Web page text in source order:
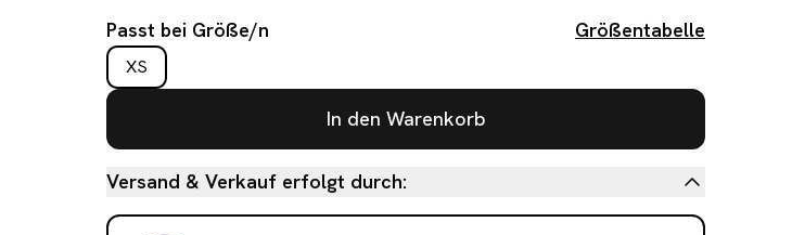
Passt bei Größe/n Größentabelle
XS
In den Warenkorb
Versand & Verkauf erfolgt durch: